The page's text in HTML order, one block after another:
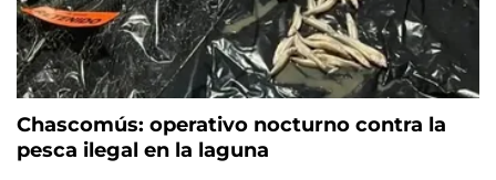
Chascomús: operativo nocturno contra la
pesca ilegal en la laguna